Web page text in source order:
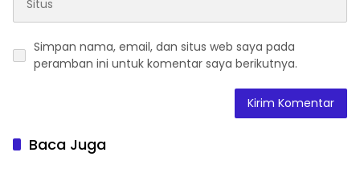
Simpan nama, email, dan situs web saya pada
peramban ini untuk komentar saya berikutnya.
Baca Juga